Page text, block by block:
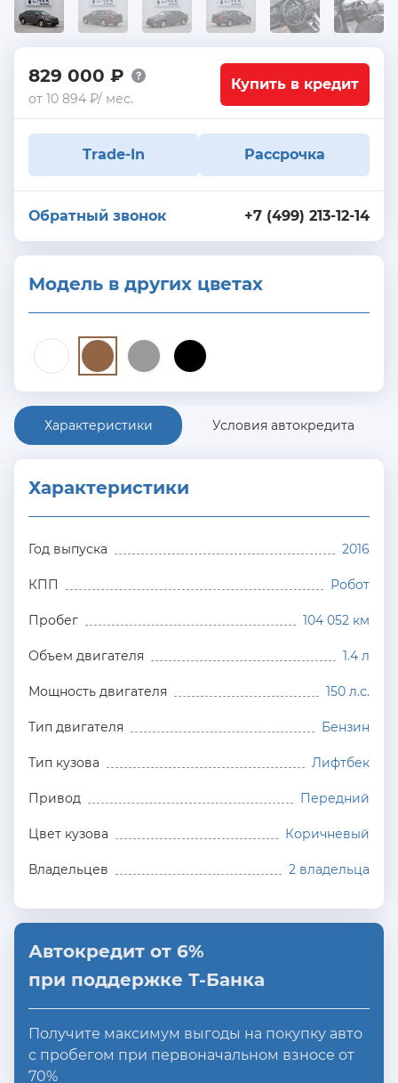
829 000 ₽
от 10 894 ₽/ мес.
Купить в кредит
Trade-In Рассрочка
+7 (499) 213-12-14
Обратный звонок
Модель в других цветах
Характеристики Условия автокредита
Характеристики
Год выпуска 2016
КПП Робот
Пробег 104 052 км
Объем двигателя 1.4 л
Мощность двигателя 150 л.с.
Тип двигателя Бензин
Тип кузова Лифтбек
Привод Передний
Цвет кузова Коричневый
Владельцев 2 владельца
Автокредит от 6%
при поддержке Т-Банка
Получите максимум выгоды на покупку авто
с пробегом при первоначальном взносе от
70%